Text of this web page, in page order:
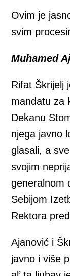
Ovim je
svim
Muhamed
Rifat Škrijelj
mandatu za
Dekanu
njega javno
glasali, a
svojim
generalnom
Sebijom
Rektora
Ajanović i
javno i više